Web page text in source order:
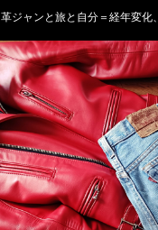
革ジャンと旅と自分＝経年変化、